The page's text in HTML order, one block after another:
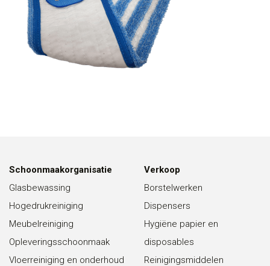
Schoonmaakorganisatie
Glasbewassing
Hogedrukreiniging
Meubelreiniging
Opleveringsschoonmaak
Vloerreiniging en onderhoud
Verkoop
Borstelwerken
Dispensers
Hygiëne papier en
disposables
Reinigingsmiddelen